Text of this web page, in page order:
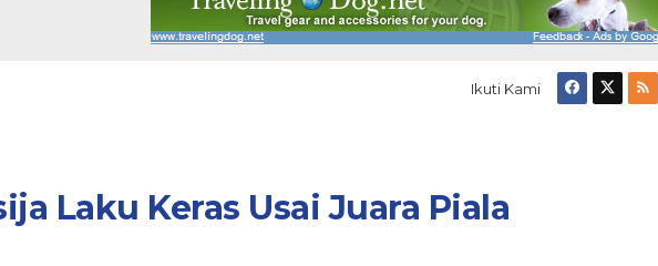
Ikuti Kami
Laku Keras Usai Juara Piala